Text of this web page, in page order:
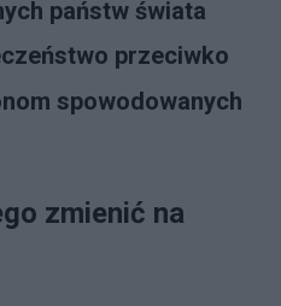
państw świata
przeciwko
spowodowanych
zmienić na